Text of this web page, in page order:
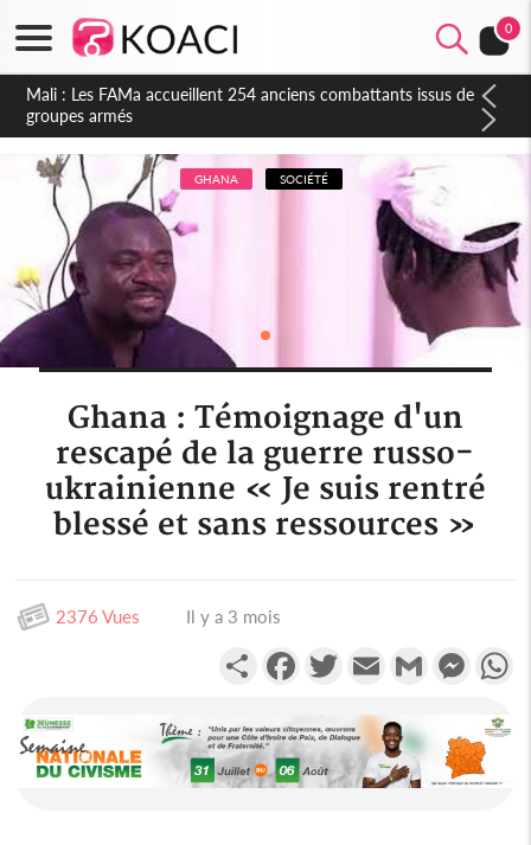
0
Côte d'Ivoire : Election FIF, le frère de feu Sidy Diallo se lance
dans la course
GHANA SOCIÉTÉ
Ghana : Témoignage d'un
rescapé de la guerre russo-
ukrainienne « Je suis rentré
blessé et sans ressources »
2376 Vues Il y a 3 mois
PartagerFacebookTwitterEmail Gmail